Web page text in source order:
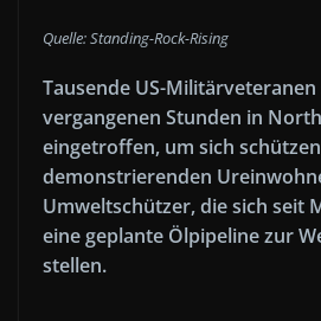
Quelle: Standing-Rock-Rising
Tausende US-
vergangenen Stunden in
eingetroffen, um sich
demonstrierenden
Umweltschützer, die sich seit
eine geplante Ölpipeline zur
stellen.